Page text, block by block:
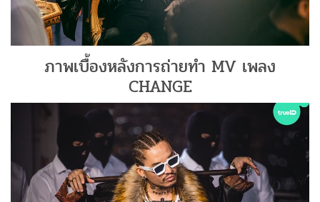
ภาพเบื้องหลังการถ่ายทำ MV เพลง
CHANGE